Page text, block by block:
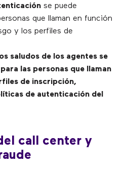
se puede
que llaman en función
y los perfiles de
saludos de los agentes se
las personas que llaman
de inscripción,
de autenticación del
call center y